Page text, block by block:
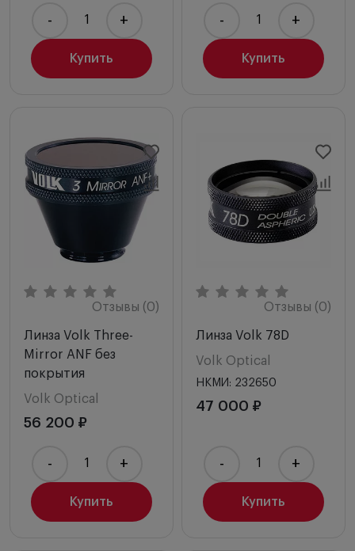
Купить
- +
Купить
- +
Отзывы (0)
Линза Volk Three-
Mirror ANF без
покрытия
Volk Optical
56 200 ₽
Купить
- +
Отзывы (0)
Линза Volk 78D
Volk Optical
НКМИ: 232650
47 000 ₽
Купить
- +